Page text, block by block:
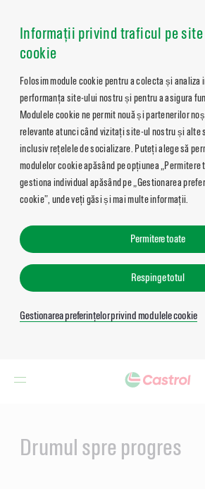
Informații privind traficul pe
cookie
Folosim module cookie pentru a colecta și analiza
performanța site-ului nostru și pentru a asigura
Modulele cookie ne permit nouă și partenerilor
relevante atunci când vizitați site-ul nostru și alte
inclusiv rețelele de socializare. Puteți alege să
modulelor cookie apăsând pe opțiunea „Permitere
gestiona individual apăsând pe „Gestionarea
cookie”, unde veți găsi și mai multe informații.
Permitere toate
Respinge totul
Gestionarea preferințelor privind modulele cookie
Drumul spre progres